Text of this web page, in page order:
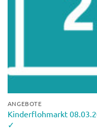
ANGEBOTE
Kinderflohmarkt
✓